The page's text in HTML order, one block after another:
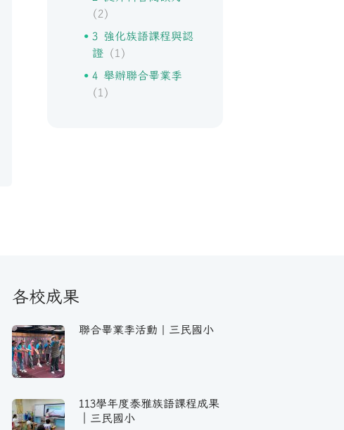
Evaluating Social
Programs
(2)
3 強化族語課程與認
證(1)
4 舉辦聯合畢業季
(1)
各校成果
聯合畢業季活動｜三民國小
113學年度泰雅族語課程成果
｜三民國小